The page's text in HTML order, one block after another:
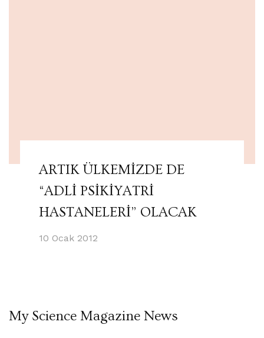
ARTIK ÜLKEMİZDE DE
“ADLİ PSİKİYATRİ
HASTANELERİ” OLACAK
10 Ocak 2012
My Science Magazine News